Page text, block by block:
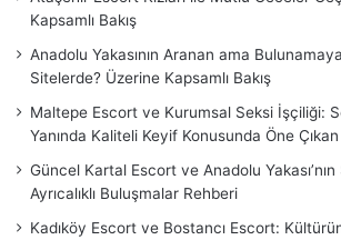
Kapsamlı Bakış
Anadolu Yakasının Aranan ama
Sitelerde? Üzerine Kapsamlı Bakış
Maltepe Escort ve Kurumsal Seksi İşçiliği:
Yanında Kaliteli Keyif Konusunda Öne
Güncel Kartal Escort ve Anadolu Yakası’nın
Ayrıcalıklı Buluşmalar Rehberi
Kadıköy Escort ve Bostancı Escort: